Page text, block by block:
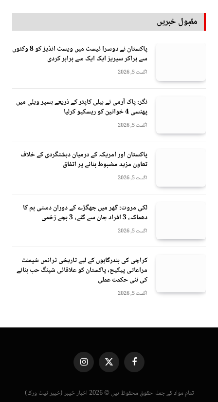
مقبول خبریں
پاکستان نے دوسرا ٹیسٹ میں ویسٹ انڈیز کو 8 وکٹوں
سے ہراکر سیریز ایک ایک سے برابر کردی
اگست 5, 2026
نگر: پاک آرمی نے ہیلی کاپٹر کے ذریعے ہسپر ویلی میں
پھنسی 4 خواتین کو ریسکیو کرلیا
اگست 5, 2026
پاکستان اور امریکہ کے درمیان دہشتگردی کے خلاف
تعاون مزید مضبوط بنانے پر اتفاق
اگست 5, 2026
لکی مروت: گھر میں جھگڑے کے دوران دستی بم کا
دھماکہ، 3 افراد جان سے گئے، 3 بچے زخمی
اگست 5, 2026
کراچی کی بندرگاہوں کے لیے تاریخی ٹرانس شپمنٹ
مراعاتی پیکیج، پاکستان کو علاقائی شپنگ حب بنانے
کی نئی حکمت عملی
اگست 5, 2026
Facebook
X
(Twitter)
Instagram
تمام مواد کے جملہ حقوق محفوظ ہیں © 2026 اخبار خیبر (خیبر نیٹ ورک)